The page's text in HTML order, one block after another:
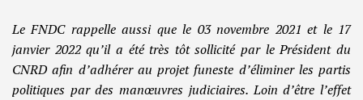
Le FNDC rappelle aussi que le 03 novembre 2021 et le 17
janvier 2022 qu’il a été très tôt sollicité par le Président du
CNRD afin d’adhérer au projet funeste d’éliminer les partis
politiques par des manœuvres judiciaires. Loin d’être l’effet